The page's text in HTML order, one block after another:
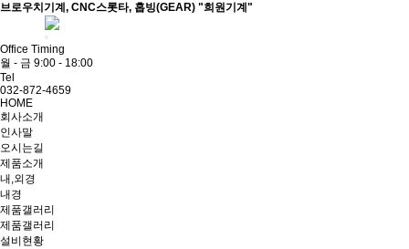
브로우치기계, CNC스롯타, 홉빙(GEAR) "희원기계"
Office Timing
월 - 금 9:00 - 18:00
Tel
032-872-4659
HOME
회사소개
인사말
오시는길
제품소개
내,외경
내경
제품갤러리
제품갤러리
설비현황